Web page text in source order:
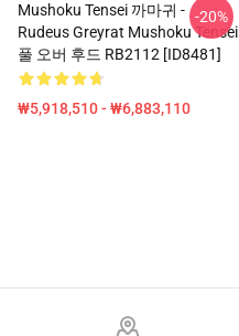
Mushoku Tensei 까마귀 -
Rudeus Greyrat Mushoku Tensei
풀 오버 후드 RB2112 [ID8481]
₩5,918,510 - ₩6,883,110
-20%